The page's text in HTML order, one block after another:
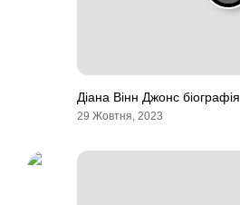
Діана Вінн Джонс біографія
29 Жовтня, 2023